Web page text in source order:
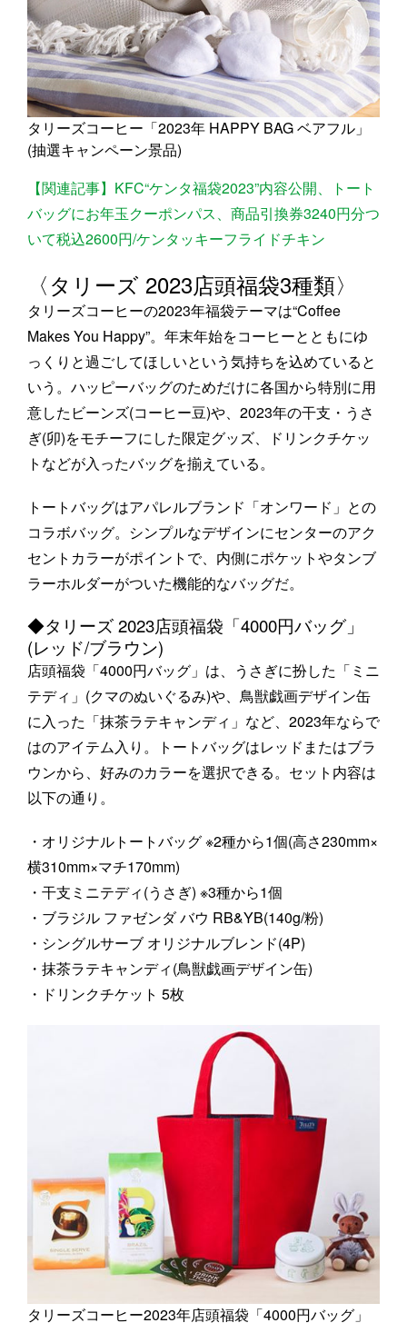
タリーズコーヒー「2023年 HAPPY BAG ベアフル」
(抽選キャンペーン景品)
【関連記事】KFC“ケンタ福袋2023”内容公開、トート
バッグにお年玉クーポンパス、商品引換券3240円分つ
いて税込2600円/ケンタッキーフライドチキン
〈タリーズ 2023店頭福袋3種類〉
タリーズコーヒーの2023年福袋テーマは“Coffee
Makes You Happy”。年末年始をコーヒーとともにゆ
っくりと過ごしてほしいという気持ちを込めていると
いう。ハッピーバッグのためだけに各国から特別に用
意したビーンズ(コーヒー豆)や、2023年の干支・うさ
ぎ(卯)をモチーフにした限定グッズ、ドリンクチケッ
トなどが入ったバッグを揃えている。
トートバッグはアパレルブランド「オンワード」との
コラボバッグ。シンプルなデザインにセンターのアク
セントカラーがポイントで、内側にポケットやタンブ
ラーホルダーがついた機能的なバッグだ。
◆タリーズ 2023店頭福袋「4000円バッグ」
(レッド/ブラウン)
店頭福袋「4000円バッグ」は、うさぎに扮した「ミニ
テディ」(クマのぬいぐるみ)や、鳥獣戯画デザイン缶
に入った「抹茶ラテキャンディ」など、2023年ならで
はのアイテム入り。トートバッグはレッドまたはブラ
ウンから、好みのカラーを選択できる。セット内容は
以下の通り。
・オリジナルトートバッグ ※2種から1個(高さ230mm×
横310mm×マチ170mm)
・干支ミニテディ(うさぎ) ※3種から1個
・ブラジル ファゼンダ バウ RB&YB(140g/粉)
・シングルサーブ オリジナルブレンド(4P)
・抹茶ラテキャンディ(鳥獣戯画デザイン缶)
・ドリンクチケット 5枚
タリーズコーヒー2023年店頭福袋「4000円バッグ」